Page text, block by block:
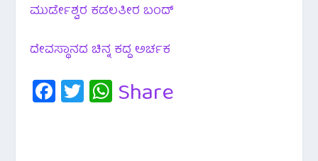
ಮುರ್ಡೇಶ್ವರ ಕಡಲತೀರ ಬಂದ್
ದೇವಸ್ಥಾನದ ಚಿನ್ನ ಕದ್ದ ಅರ್ಚಕ
Fa
c
T
wi
W
Share